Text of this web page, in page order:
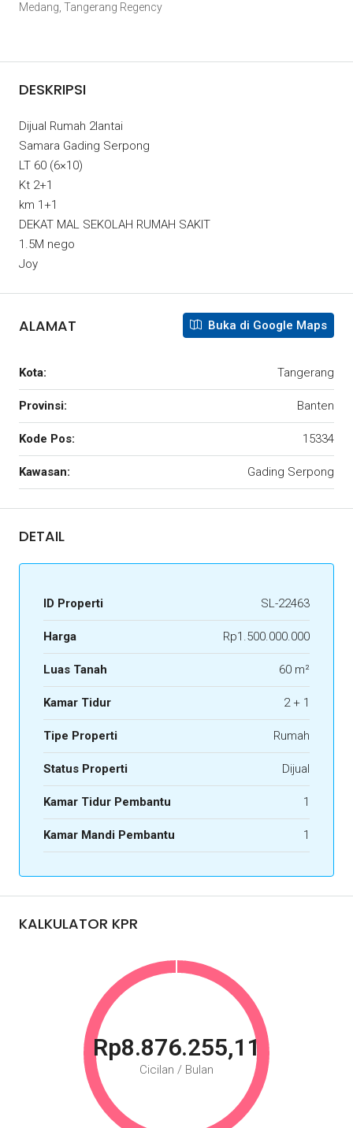
Medang, Tangerang Regency
DESKRIPSI
Dijual Rumah 2lantai
Samara Gading Serpong
LT 60 (6×10)
Kt 2+1
km 1+1
DEKAT MAL SEKOLAH RUMAH SAKIT
1.5M nego
Joy
ALAMAT Buka di Google Maps
Kota: Tangerang
Provinsi: Banten
Kode Pos: 15334
Kawasan: Gading Serpong
DETAIL
ID Properti SL-22463
Harga Rp1.500.000.000
Luas Tanah 60 m²
Kamar Tidur 2 + 1
Tipe Properti Rumah
Status Properti Dijual
Kamar Tidur Pembantu 1
Kamar Mandi Pembantu 1
KALKULATOR KPR
Rp8.876.255,11
Cicilan / Bulan